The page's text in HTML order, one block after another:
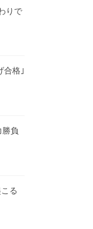
りで
合格｣
負
る